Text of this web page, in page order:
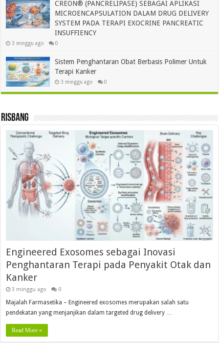
CREON® (PANCRELIPASE) SEBAGAI APLIKASI
MICROENCAPSULATION DALAM DRUG DELIVERY
SYSTEM PADA TERAPI EXOCRINE PANCREATIC
INSUFFIENCY
3 minggu ago 0
Sistem Penghantaran Obat Berbasis Polimer Untuk
Terapi Kanker
3 minggu ago 0
Risbang
Engineered Exosomes sebagai Inovasi
Penghantaran Terapi pada Penyakit Otak dan
Kanker
3 minggu ago 0
Majalah Farmasetika – Engineered exosomes merupakan salah satu
pendekatan yang menjanjikan dalam targeted drug delivery …
Read More »